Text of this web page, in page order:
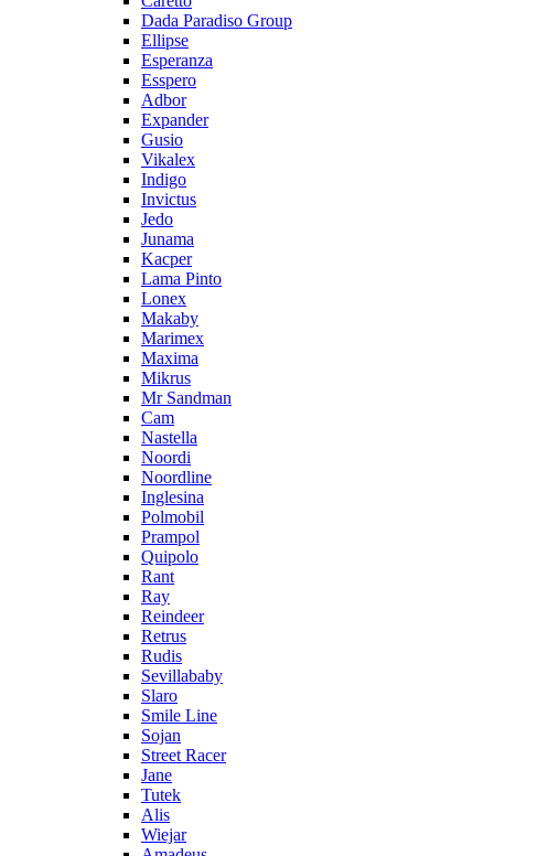
Dada Paradiso Group
Ellipse
Esperanza
Esspero
Adbor
Expander
Gusio
Vikalex
Indigo
Invictus
Jedo
Junama
Kacper
Lama Pinto
Lonex
Makaby
Marimex
Maxima
Mikrus
Mr Sandman
Cam
Nastella
Noordi
Noordline
Inglesina
Polmobil
Prampol
Quipolo
Rant
Ray
Reindeer
Retrus
Rudis
Sevillababy
Slaro
Smile Line
Sojan
Street Racer
Jane
Tutek
Alis
Wiejar